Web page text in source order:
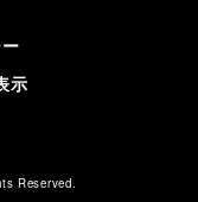
示
Reserved.